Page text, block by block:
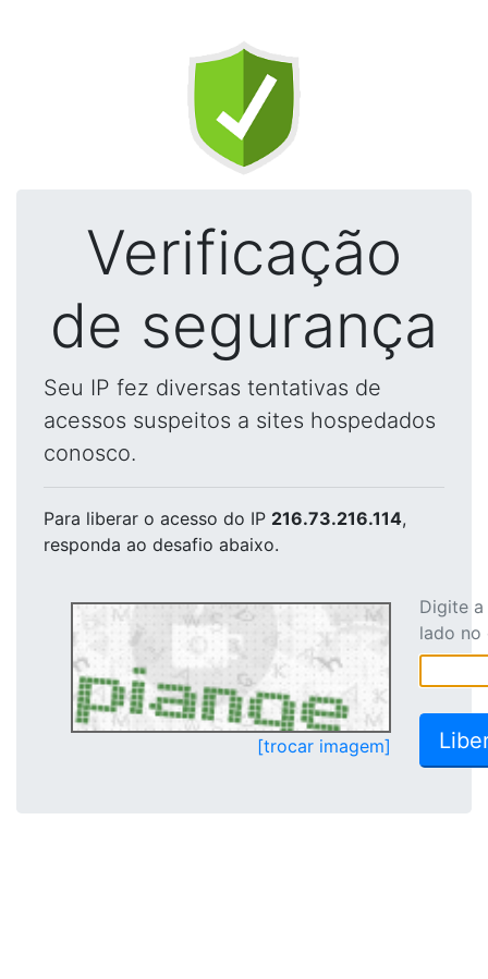
Verificação
de segurança
Seu IP fez diversas tentativas de
acessos suspeitos a sites hospedados
conosco.
Para liberar o acesso do IP 216.73.216.114,
responda ao desafio abaixo.
[trocar imagem]
Digite
lado no